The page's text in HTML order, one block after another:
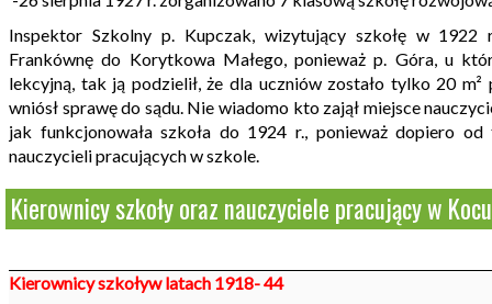
Inspektor Szkolny p. Kupczak, wizytujący szkołę w 1922
Frankównę do Korytkowa Małego, ponieważ p. Góra, u
lekcyjną, tak ją podzielił, że dla uczniów zostało tylko 20
wniósł sprawę do sądu. Nie wiadomo kto zajął miejsce
jak funkcjonowała szkoła do 1924 r., ponieważ dopiero
nauczycieli pracujących w szkole.
Kierownicy szkoły oraz nauczyciele pracujący w
Kierownicy szkoływ latach 1918- 44